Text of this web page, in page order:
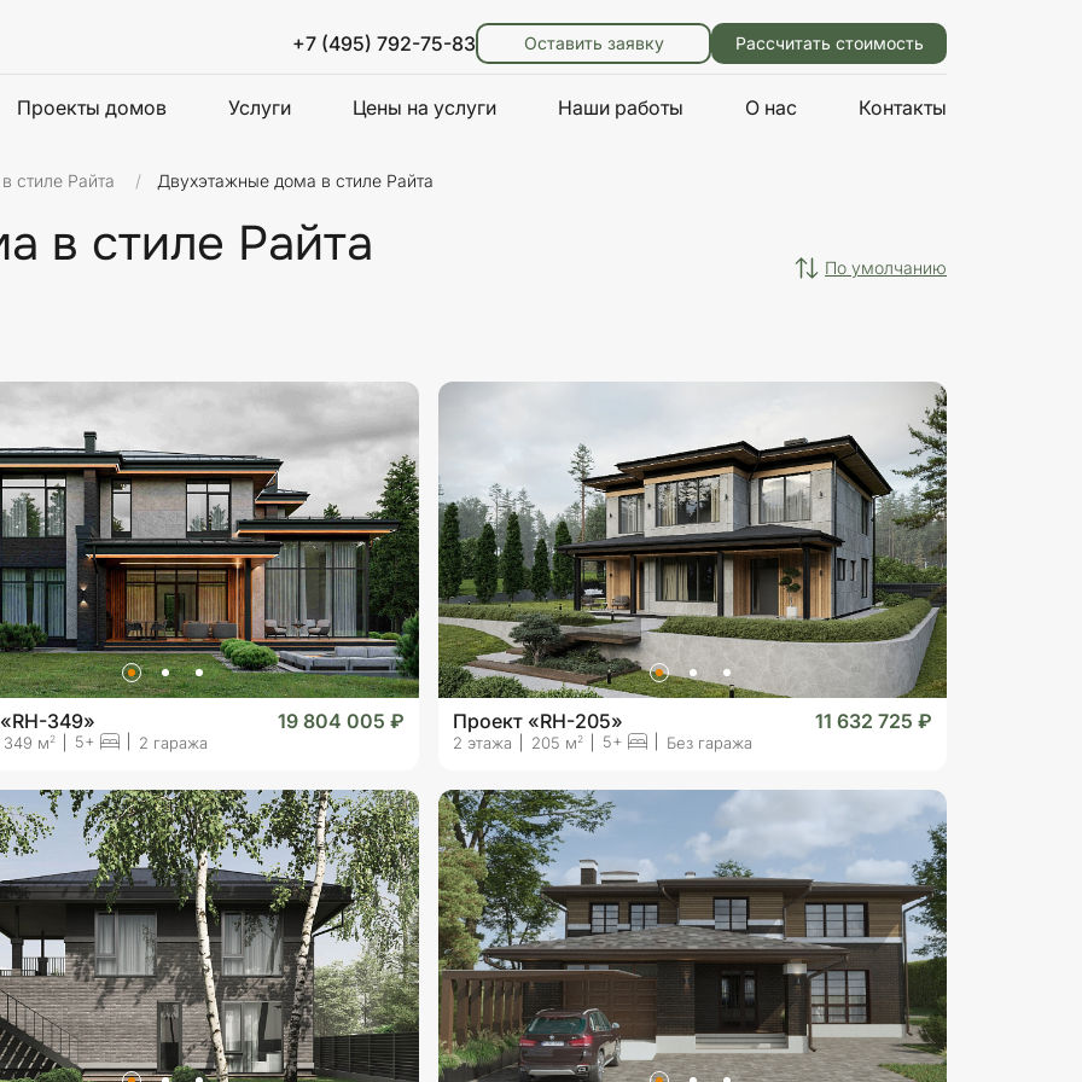
+7 (495) 792-75-83 Оставить заявку Рассчитать стоимость
Проекты домов Услуги Цены на услуги Наши работы О нас Контакты
стиле Райта Двухэтажные дома в стиле Райта
в стиле Райта по умолчанию
349» 19 804 005 ₽
349 м2 5+ 2 гаража
Проект «RH-205» 11 632 725 ₽
2 этажа 205 м2 5+ Без гаража